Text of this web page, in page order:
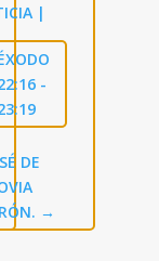
|
-
DE
→